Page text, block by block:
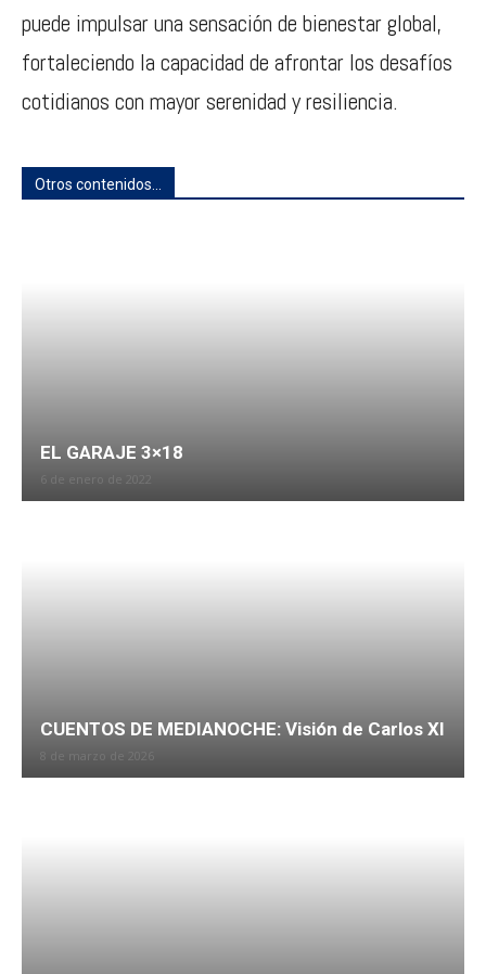
puede impulsar una sensación de bienestar global,
fortaleciendo la capacidad de afrontar los desafíos
cotidianos con mayor serenidad y resiliencia.
Otros contenidos...
EL GARAJE 3×18
CUENTOS DE MEDIANOCHE: Visión de Carlos XI
8 de marzo de 2026